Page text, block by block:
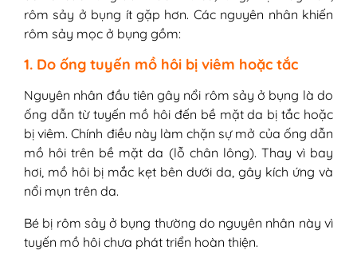
rôm sảy ở bụng ít gặp hơn. Các nguyên nhân khiến
rôm sảy mọc ở bụng gồm:
1. Do ống tuyến mồ hôi bị viêm hoặc tắc
Nguyên nhân đầu tiên gây nổi rôm sảy ở bụng là do
ống dẫn từ tuyến mồ hôi đến bề mặt da bị tắc hoặc
bị viêm. Chính điều này làm chặn sự mở của ống dẫn
mồ hôi trên bề mặt da (lỗ chân lông). Thay vì bay
hơi, mồ hôi bị mắc kẹt bên dưới da, gây kích ứng và
nổi mụn trên da.
Bé bị rôm sảy ở bụng thường do nguyên nhân này vì
tuyến mồ hôi chưa phát triển hoàn thiện.